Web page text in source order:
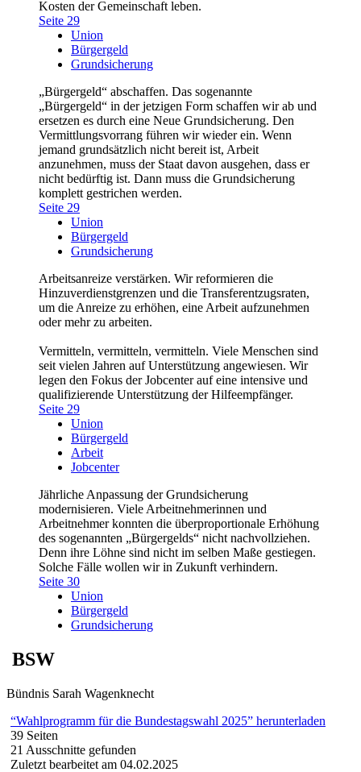
Kosten der Gemeinschaft leben.
Seite 29
Union
Bürgergeld
Grundsicherung
„Bürgergeld“ abschaffen. Das sogenannte
„Bürgergeld“ in der jetzigen Form schaffen wir ab und
ersetzen es durch eine Neue Grundsicherung. Den
Vermittlungsvorrang führen wir wieder ein. Wenn
jemand grundsätzlich nicht bereit ist, Arbeit
anzunehmen, muss der Staat davon ausgehen, dass er
nicht bedürftig ist. Dann muss die Grundsicherung
komplett gestrichen werden.
Seite 29
Union
Bürgergeld
Grundsicherung
Arbeitsanreize verstärken. Wir reformieren die
Hinzuverdienstgrenzen und die Transferentzugsraten,
um die Anreize zu erhöhen, eine Arbeit aufzunehmen
oder mehr zu arbeiten.
Vermitteln, vermitteln, vermitteln. Viele Menschen sind
seit vielen Jahren auf Unterstützung angewiesen. Wir
legen den Fokus der Jobcenter auf eine intensive und
qualifizierende Unterstützung der Hilfeempfänger.
Seite 29
Union
Bürgergeld
Arbeit
Jobcenter
Jährliche Anpassung der Grundsicherung
modernisieren. Viele Arbeitnehmerinnen und
Arbeitnehmer konnten die überproportionale Erhöhung
des sogenannten „Bürgergelds“ nicht nachvollziehen.
Denn ihre Löhne sind nicht im selben Maße gestiegen.
Solche Fälle wollen wir in Zukunft verhindern.
Seite 30
Union
Bürgergeld
Grundsicherung
BSW
Bündnis Sarah Wagenknecht
“Wahlprogramm für die Bundestagswahl 2025” herunterladen
39 Seiten
21 Ausschnitte gefunden
Zuletzt bearbeitet am 04.02.2025